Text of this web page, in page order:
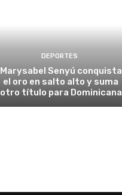
DEPORTES
Marysabel Senyú conquista
el oro en salto alto y suma
otro título para Dominicana